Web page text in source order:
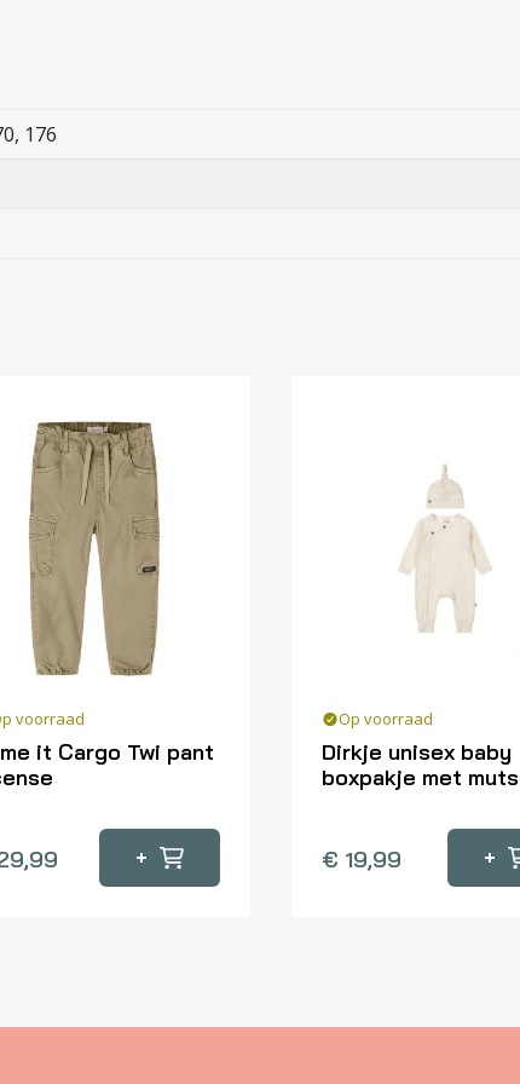
176
voorraad
it Cargo Twi pant
+
Op voorraad
Dirkje unisex baby
boxpakje met muts
€ 19,99 +
product
heeft
kan